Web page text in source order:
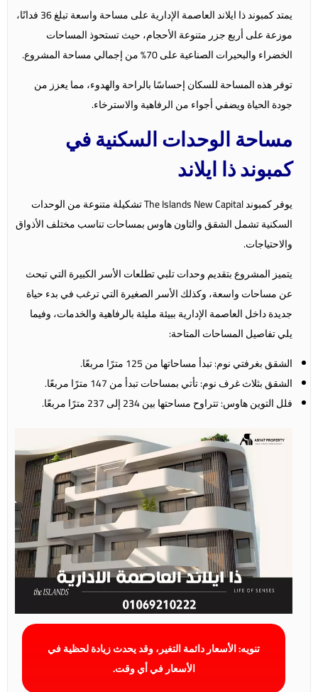
يمتد كمبوند ذا ايلاند العاصمة الإدارية على مساحة واسعة تبلغ 36 فدانًا،
موزعة على أربع جزر متنوعة الأحجام، حيث تستحوذ المساحات
الخضراء والبحيرات الصناعية على 70% من إجمالي مساحة المشروع.
توفر هذه المساحة للسكان إحساسًا بالراحة والهدوء، مما يعزز من
جودة الحياة ويضفي أجواء من الرفاهية والاسترخاء.
مساحة الوحدات السكنية في
كمبوند ذا ايلاند
يوفر كمبوند The Islands New Capital تشكيلة متنوعة من الوحدات
السكنية تشمل الشقق والتاون هاوس بمساحات تناسب مختلف الأذواق
والاحتياجات.
يتميز المشروع بتقديم وحدات تلبي تطلعات الأسر الكبيرة التي تبحث
عن مساحات واسعة، وكذلك الأسر الصغيرة التي ترغب في بدء حياة
جديدة داخل العاصمة الإدارية ببيئة مليئة بالرفاهية والخدمات، وفيما
يلي تفاصيل المساحات المتاحة:
الشقق بغرفتي نوم: تبدأ مساحاتها من 125 مترًا مربعًا.
الشقق بثلاث غرف نوم: تأتي بمساحات تبدأ من 147 مترًا مربعًا.
فلل التوين هاوس: تتراوح مساحتها بين 234 إلى 237 مترًا مربعًا.
تنويه: الأسعار دائمة التغير، وقد يحدث زيادة لحظية في
الأسعار في أي وقت.